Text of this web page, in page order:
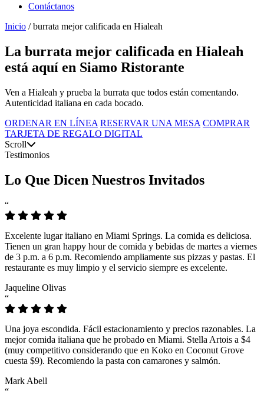
Contáctanos
Inicio / burrata mejor calificada en Hialeah
La burrata mejor calificada en Hialeah
está aquí en Siamo Ristorante
Ven a Hialeah y prueba la burrata que todos están comentando.
Autenticidad italiana en cada bocado.
ORDENAR EN LÍNEA RESERVAR UNA MESA COMPRAR
TARJETA DE REGALO DIGITAL
Scroll
Testimonios
Lo Que Dicen Nuestros Invitados
“
Excelente lugar italiano en Miami Springs. La comida es deliciosa.
Tienen un gran happy hour de comida y bebidas de martes a viernes
de 3 p.m. a 6 p.m. Recomiendo ampliamente sus pizzas y pastas. El
restaurante es muy limpio y el servicio siempre es excelente.
Jaqueline Olivas
“
Una joya escondida. Fácil estacionamiento y precios razonables. La
mejor comida italiana que he probado en Miami. Stella Artois a $4
(muy competitivo considerando que en Koko en Coconut Grove
cuesta $9). Recomiendo la pasta con camarones y salmón.
Mark Abell
“